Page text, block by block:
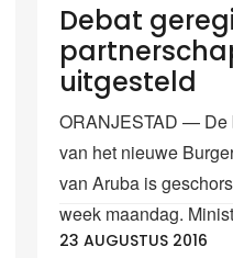
Debat
uitgesteld
ORANJESTAD — De
van het nieuwe
van Aruba is
week maandag.
23 AUGUSTUS 2016